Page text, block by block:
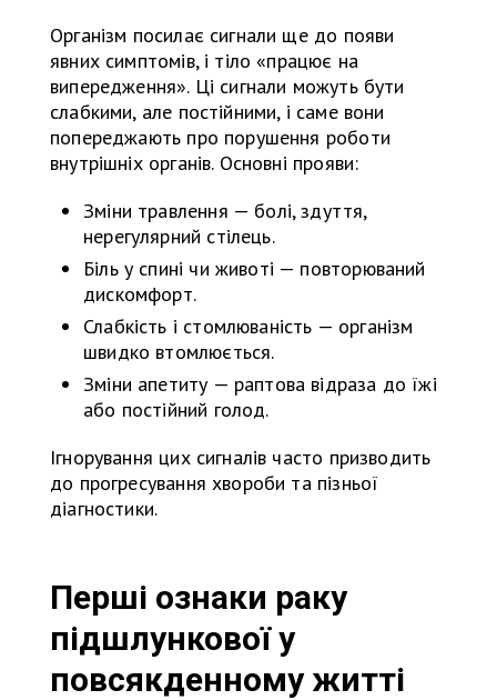
Організм посилає сигнали ще до появи
явних симптомів, і тіло «працює на
випередження». Ці сигнали можуть бути
слабкими, але постійними, і саме вони
попереджають про порушення роботи
внутрішніх органів. Основні прояви:
Зміни травлення — болі, здуття,
нерегулярний стілець.
Біль у спині чи животі — повторюваний
дискомфорт.
Слабкість і стомлюваність — організм
швидко втомлюється.
Зміни апетиту — раптова відраза до їжі
або постійний голод.
Ігнорування цих сигналів часто призводить
до прогресування хвороби та пізньої
діагностики.
Перші ознаки раку
підшлункової у
повсякденному житті